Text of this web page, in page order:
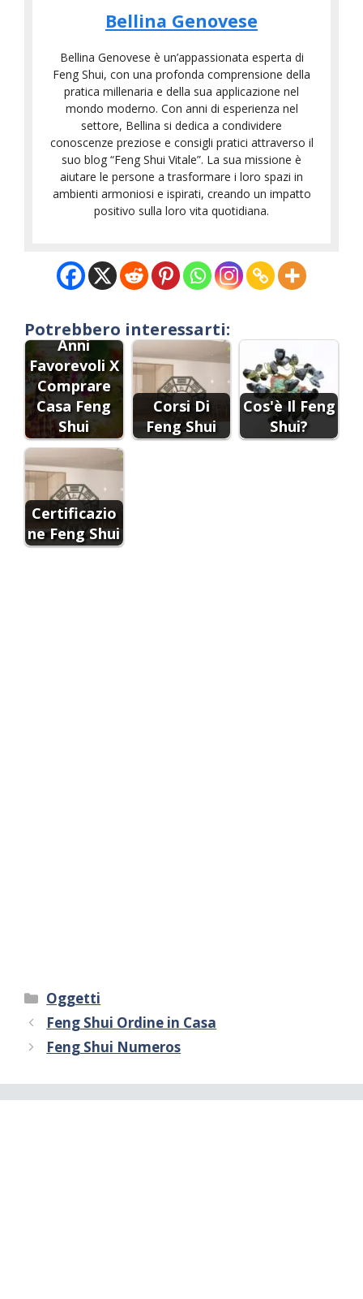
Bellina Genovese
Bellina Genovese è un’appassionata esperta di
Feng Shui, con una profonda comprensione della
pratica millenaria e della sua applicazione nel
mondo moderno. Con anni di esperienza nel
settore, Bellina si dedica a condividere
conoscenze preziose e consigli pratici attraverso il
suo blog “Feng Shui Vitale”. La sua missione è
aiutare le persone a trasformare i loro spazi in
ambienti armoniosi e ispirati, creando un impatto
positivo sulla loro vita quotidiana.
Potrebbero interessarti:
Anni
Favorevoli X
Comprare
Casa Feng
Shui
Corsi Di
Feng Shui
Cos'è Il Feng
Shui?
Certificazio
ne Feng Shui
Categorie
Oggetti
Feng Shui Ordine in Casa
Feng Shui Numeros